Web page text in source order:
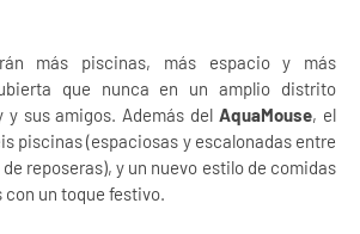
más piscinas, más espacio y más
que nunca en un amplio distrito
y sus amigos. Además delAquaMouse, el
piscinas (espaciosas y escalonadas entre
reposeras), y un nuevo estilo de comidas
un toque festivo.